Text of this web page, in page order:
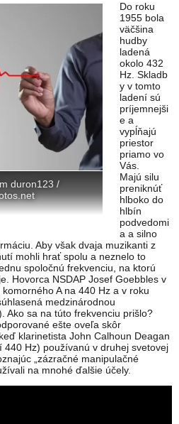
duron123 /
Do roku
1955 bola
väčšina
hudby
ladená
okolo 432
Hz. Skladb
y v tomto
ladení sú
príjemnejši
e a
vypĺňajú
priestor
priamo vo
Vás.
Majú silu
preniknúť
hlboko do
hlbín
podvedomi
a a silno
Aby však dvaja muzikanti z
mohli hrať spolu a neznelo to
spoločnú frekvenciu, na ktorú
Hovorca NSDAP Josef Goebbles v
A na 440 Hz a v roku
medzinárodnou
Ako sa na túto frekvenciu prišlo?
ešte oveľa skôr
klarinetista John Calhoun Deagan
440 Hz) používanú v druhej svetovej
„zázračné manipulačné
na mnohé ďalšie účely.